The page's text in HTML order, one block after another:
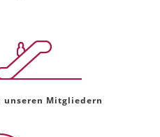
unseren Mitgliedern